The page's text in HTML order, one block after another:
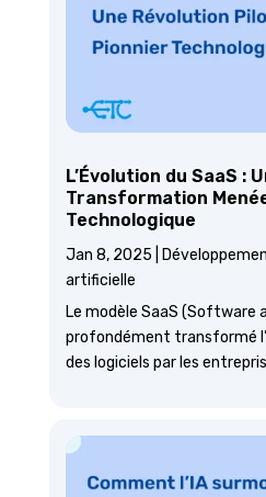
L’Évolution du SaaS :
Transformation
Technologique
Jan 8, 2025
artificielle
Le modèle SaaS (Software
profondément transformé
des logiciels par les